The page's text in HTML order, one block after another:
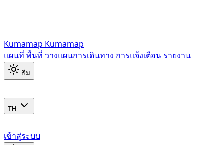
Kumamap Kumamap
แผนที่ พื้นที่ วางแผนการเดินทาง การแจ้งเตือน รายงาน
ธีม
TH
เข้าสู่ระบบ